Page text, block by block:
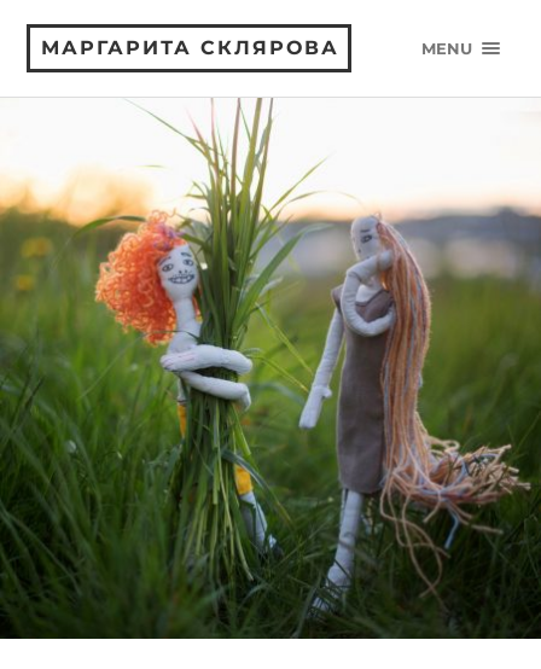
МАРГАРИТА СКЛЯРОВА MENU